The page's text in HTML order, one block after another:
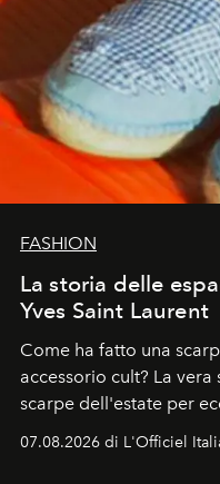
FASHION
La storia delle
Yves Saint Laurent
Come ha fatto una
accessorio cult? La
scarpe dell'estate per
07.08.2026 di L'Officiel